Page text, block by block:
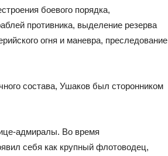
боевого порядка,
противника, выделение резерва
огня и маневра, преследование
состава, Ушаков был сторонником
адмиралы. Во время
себя как крупный флотоводец,